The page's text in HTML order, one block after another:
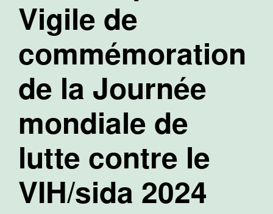
Vigile de
commémoration
de la Journée
mondiale de
lutte contre le
VIH/sida 2024